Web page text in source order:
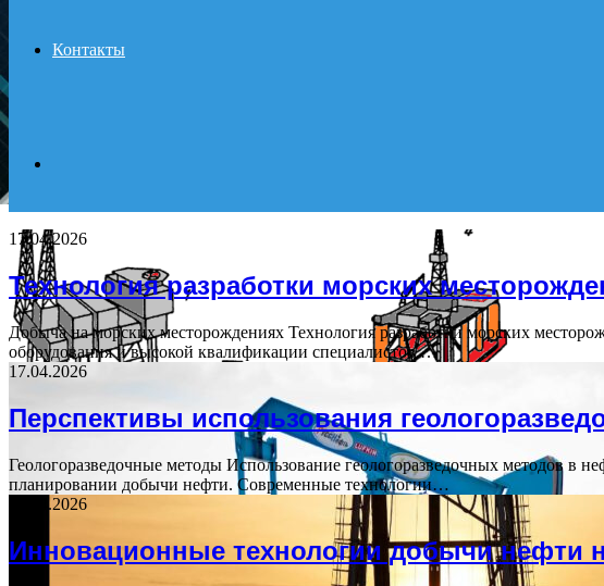
Контакты
for
17.04.2026
Технология разработки морских
Добыча на морских месторождениях Технология разработки морских
оборудования и высокой квалификации специалистов.…
17.04.2026
Перспективы использования
Геологоразведочные методы Использование геологоразведочных методов
планировании добычи нефти. Современные технологии…
16.04.2026
Инновационные технологии добычи нефти